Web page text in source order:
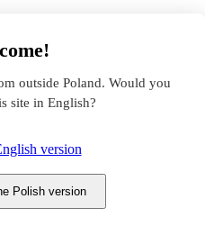
outside Poland. Would you
site in English?
version
Polish version